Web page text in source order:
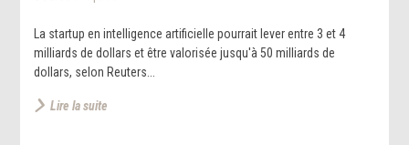
La startup en intelligence artificielle pourrait lever entre 3 et 4
milliards de dollars et être valorisée jusqu'à 50 milliards de
dollars, selon Reuters...
Lire la suite